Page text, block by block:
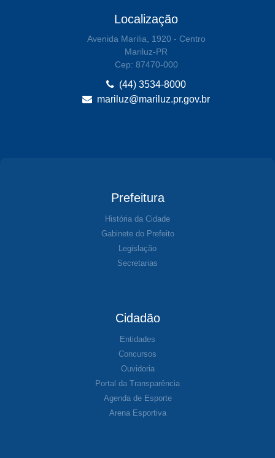
Localização
Avenida Marilia, 1920 - Centro
Mariluz-PR
Cep: 87470-000
(44) 3534-8000
mariluz@mariluz.pr.gov.br
Prefeitura
História da Cidade
Gabinete do Prefeito
Legislação
Secretarias
Cidadão
Entidades
Concursos
Ouvidoria
Portal da Transparência
Agenda de Esporte
Arena Esportiva